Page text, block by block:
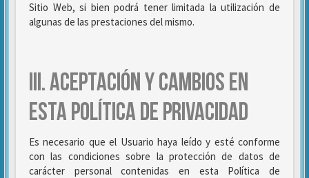
Sitio Web, si bien podrá tener limitada la utilización de
algunas de las prestaciones del mismo.
III. ACEPTACIÓN Y CAMBIOS EN
ESTA POLÍTICA DE PRIVACIDAD
Es necesario que el Usuario haya leído y esté conforme
con las condiciones sobre la protección de datos de
carácter personal contenidas en esta Política de